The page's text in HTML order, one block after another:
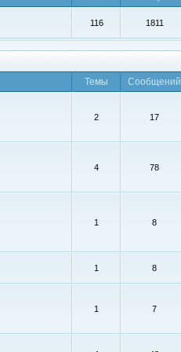
116 1811
Темы Сообщений
2 17
4 78
1 8
1 8
1 7